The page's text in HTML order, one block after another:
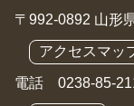
〒992-0892 山形
アクセスマッ
電話 0238-85-